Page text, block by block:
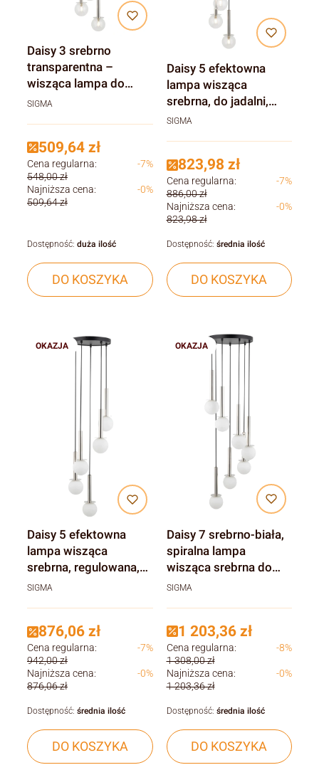
Daisy 3 srebrno
transparentna –
wisząca lampa do
sypialni, trzy
SIGMA
509,64 zł
Cena regularna:
548,00 zł
-7%
Najniższa cena:
509,64 zł
-0%
DO KOSZYKA
Dostępność: duża ilość
Daisy 5 efektowna
lampa wisząca
srebrna, do jadalni,
klosze przezroczyste
SIGMA
823,98 zł
Cena regularna:
886,00 zł
-7%
Najniższa cena:
823,98 zł
-0%
DO KOSZYKA
Dostępność: średnia ilość
OKAZJA
Daisy 5 efektowna
lampa wisząca
srebrna, regulowana,
klosze białe mleczne
SIGMA
876,06 zł
Cena regularna:
942,00 zł
-7%
Najniższa cena:
876,06 zł
-0%
DO KOSZYKA
Dostępność: średnia ilość
OKAZJA
Daisy 7 srebrno-biała,
spiralna lampa
wisząca srebrna do
klatki schodowej,
SIGMA
1 203,36 zł
Cena regularna:
1 308,00 zł
-8%
Najniższa cena:
1 203,36 zł
-0%
DO KOSZYKA
Dostępność: średnia ilość